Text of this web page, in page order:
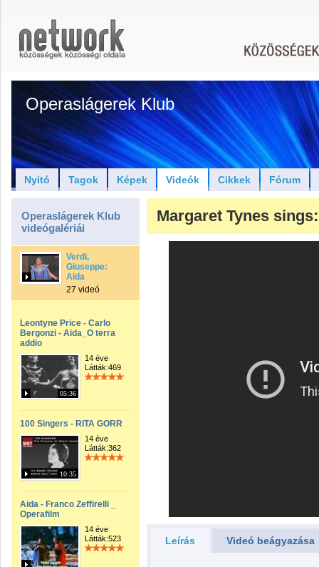
Operaslágerek Klub
Nyitó Tagok Képek Videók Cikkek Fórum
Operaslágerek Klub
videógalériái
Verdi,
Giuseppe:
Aida
27 videó
Leontyne Price - Carlo
Bergonzi - Aida_O terra
addio
05:36
14 éve
Látták:469
100 Singers - RITA GORR
10:35
14 éve
Látták:362
Aida - Franco Zeffirelli _
Operafilm
14 éve
Látták:523
Margaret Tynes
Leírás Videó beágyazása